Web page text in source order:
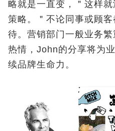
略就是一直变，＂这样
策略。＂不论同事或顾
待。营销部门一般业务
热情，John的分享将为
续品牌生命力。